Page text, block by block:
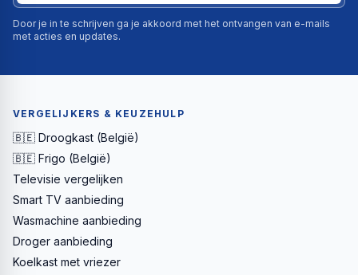
Door je in te schrijven ga je akkoord met het ontvangen van e-mails
met acties en updates.
VERGELIJKERS & KEUZEHULP
🇧🇪 Droogkast (België)
🇧🇪 Frigo (België)
Televisie vergelijken
Smart TV aanbieding
Wasmachine aanbieding
Droger aanbieding
Koelkast met vriezer